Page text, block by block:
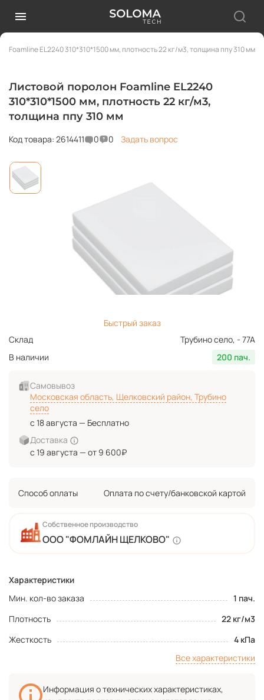
Foamline EL2240 310*310*1500 мм, плотность 22 кг/м3, толщина ппу 310 мм
Листовой поролон Foamline EL2240
310*310*1500 мм, плотность 22 кг/м3,
толщина ппу 310 мм
Код товара: 2614411 0 0 Задать вопрос
Характеристики
Мин. кол-во заказа
1 пач.
Плотность
22 кг/м3
Жесткость
4 кПа
Все характеристики
Собственное производство
ООО "ФОМЛАЙН ЩЕЛКОВО"
Быстрый заказ
Склад
Трубино село, - 77А
В наличии
200 пач.
Самовывоз
Московская область, Щелковский район, Трубино
село
с 18 августа — Бесплатно
Доставка
с 19 августа — от 9 600₽
Способ оплаты Оплата по счету/банковской картой
Информация о технических характеристиках,